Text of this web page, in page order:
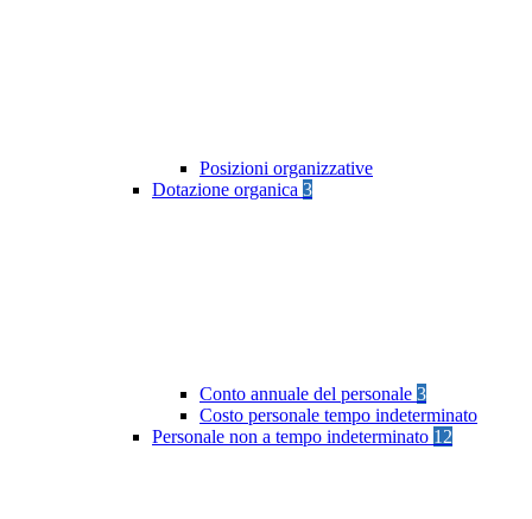
Posizioni organizzative
Dotazione organica 3
Conto annuale del personale 3
Costo personale tempo indeterminato
Personale non a tempo indeterminato 12